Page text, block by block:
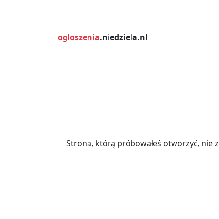
ogloszenia.niedziela.nl
Strona, którą próbowałeś otworzyć, nie